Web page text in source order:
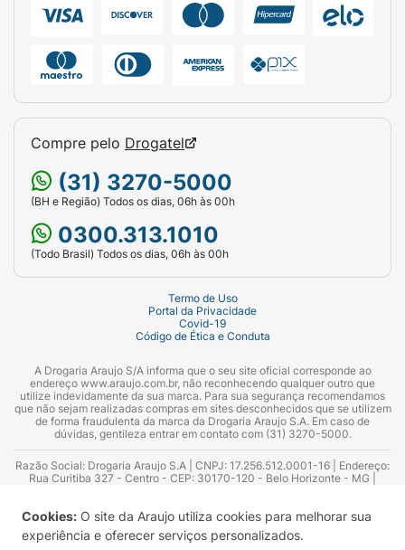
Cookies: O site da Araujo utiliza cookies para melhorar sua
experiência e oferecer serviços personalizados.
Compre pelo Drogatel
(31) 3270-5000
(BH e Região) Todos os dias, 06h às 00h
0300.313.1010
(Todo Brasil) Todos os dias, 06h às 00h
Termo de Uso
Portal da Privacidade
Covid-19
Código de Ética e Conduta
A Drogaria Araujo S/A informa que o seu site oficial corresponde ao
endereço www.araujo.com.br, não reconhecendo qualquer outro que
utilize indevidamente da sua marca. Para sua segurança recomendamos
que não sejam realizadas compras em sites desconhecidos que se utilizem
de forma fraudulenta da marca da Drogaria Araujo S.A. Em caso de
dúvidas, gentileza entrar em contato com (31) 3270-5000.
Razão Social: Drogaria Araujo S.A | CNPJ: 17.256.512.0001-16 | Endereço:
Rua Curitiba 327 - Centro - CEP: 30170-120 - Belo Horizonte - MG |
Azevedo Guimarães – CRF 10.965 | Yasmin Silva Alvarenga – CRF 52.584 -
Consultor substituto: Thiago Aguiar Pinheiro - CRF Nº 13.748. Alvará
Sanitário: 2025020713 | Autorização de Funcionamento da Empresa (AFE):